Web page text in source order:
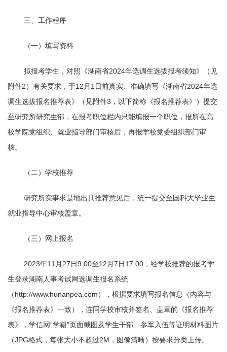
三、工作程序
（一）填写资料
拟报考学生，对照《湖南省2024年选调生选拔报考须知》（见
附件2）有关要求，于12月1日前真实、准确填写《湖南省2024年选
调生选拔报名推荐表》（见附件3 ，以下简称《报名推荐表》）提交
至研究所研究生部，在报考职位栏内只能填报一个职位，报所在高
校学院党组织、就业指导部门审核后，再报学校党委组织部门审
核。
（二）学校推荐
研究所实事求是地出具推荐意见后，统一提交至国科大毕业生
就业指导中心审核盖章。
（三）网上报名
2023年11月27日9:00至12月7日17:00 ，经学校推荐的报考学
生登录湖南人事考试网选调生报名系统
（http://www.hunanpea.com），根据要求填写报名信息（内容与
《报名推荐表》一致），连同学校审核并签名、盖章的《报名推荐
表》，学信网“学籍”页面截图及学生干部、参军入伍等证明材料图片
（JPG格式，每张大小不超过2M ，图像清晰）按要求分类上传。